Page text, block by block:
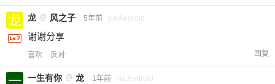
龙 @ 风之子 5年前 via Android
谢谢分享
喜欢 反对 回复
一生有你 @ 龙 1年前 via Android